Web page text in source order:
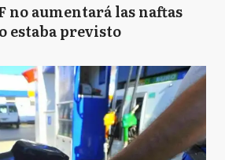
no aumentará las naftas
estaba previsto